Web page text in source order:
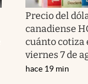
Precio del
canadiense
cuánto cotiza
viernes 7 de
hace 19 min